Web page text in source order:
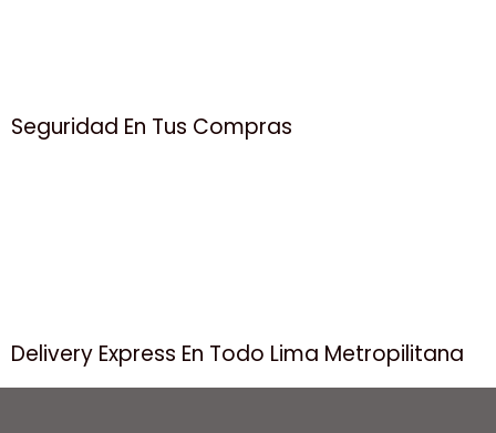
Seguridad En Tus Compras
Delivery Express En Todo Lima Metropilitana